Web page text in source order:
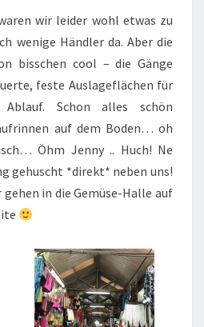
wir leider wohl etwas zu
wenige Händler da. Aber die
bisschen cool – die Gänge
feste Auslageflächen für
Schon alles schön
auf dem Boden… oh
Öhm Jenny .. Huch! Ne
gehuscht *direkt* neben uns!
in die Gemüse-Halle auf